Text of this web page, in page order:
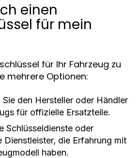
einen
für mein
für Ihr Fahrzeug zu
mehrere Optionen:
Sie den Hersteller oder Händler
für offizielle Ersatzteile.
Schlüsseldienste oder
Dienstleister, die Erfahrung mit
haben.